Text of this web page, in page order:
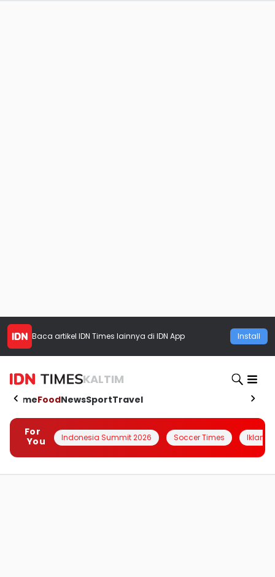
Baca artikel IDN Times lainnya di IDN App Install
KALTIM
HomeFoodNewsSportTravel
For
You
Indonesia Summit 2026 Soccer Times Iklanin